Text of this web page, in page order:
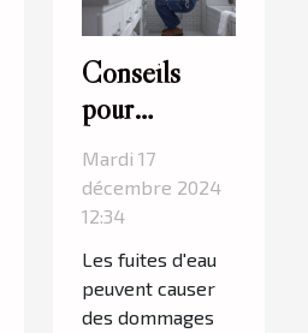
Conseils
pour
identifier et
réparer les
fuites d'eau
efficacement
Mardi 17
décembre 2024
12:34
Les fuites d'eau
peuvent causer
des dommages